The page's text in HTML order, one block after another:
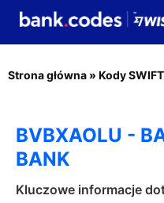
Strona główna » Kody SWIFT
BVBXAOLU -
BANK
Kluczowe informacje